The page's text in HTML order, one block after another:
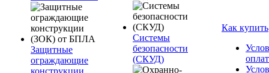
Защитные
ограждающие
конструкции
Системы
безопасности
(СКУД)
Как купить